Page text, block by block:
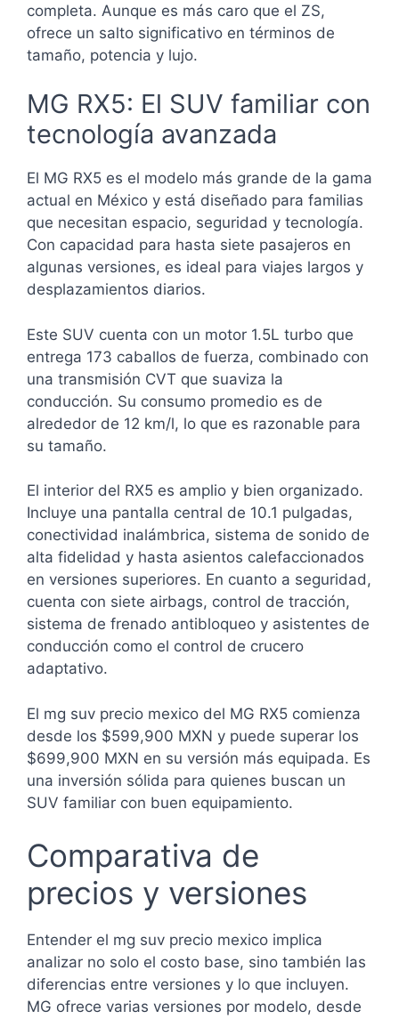
completa. Aunque es más caro que el ZS,
ofrece un salto significativo en términos de
tamaño, potencia y lujo.
MG RX5: El SUV familiar con
tecnología avanzada
El MG RX5 es el modelo más grande de la gama
actual en México y está diseñado para familias
que necesitan espacio, seguridad y tecnología.
Con capacidad para hasta siete pasajeros en
algunas versiones, es ideal para viajes largos y
desplazamientos diarios.
Este SUV cuenta con un motor 1.5L turbo que
entrega 173 caballos de fuerza, combinado con
una transmisión CVT que suaviza la
conducción. Su consumo promedio es de
alrededor de 12 km/l, lo que es razonable para
su tamaño.
El interior del RX5 es amplio y bien organizado.
Incluye una pantalla central de 10.1 pulgadas,
conectividad inalámbrica, sistema de sonido de
alta fidelidad y hasta asientos calefaccionados
en versiones superiores. En cuanto a seguridad,
cuenta con siete airbags, control de tracción,
sistema de frenado antibloqueo y asistentes de
conducción como el control de crucero
adaptativo.
El mg suv precio mexico del MG RX5 comienza
desde los $599,900 MXN y puede superar los
$699,900 MXN en su versión más equipada. Es
una inversión sólida para quienes buscan un
SUV familiar con buen equipamiento.
Comparativa de
precios y versiones
Entender el mg suv precio mexico implica
analizar no solo el costo base, sino también las
diferencias entre versiones y lo que incluyen.
MG ofrece varias versiones por modelo, desde